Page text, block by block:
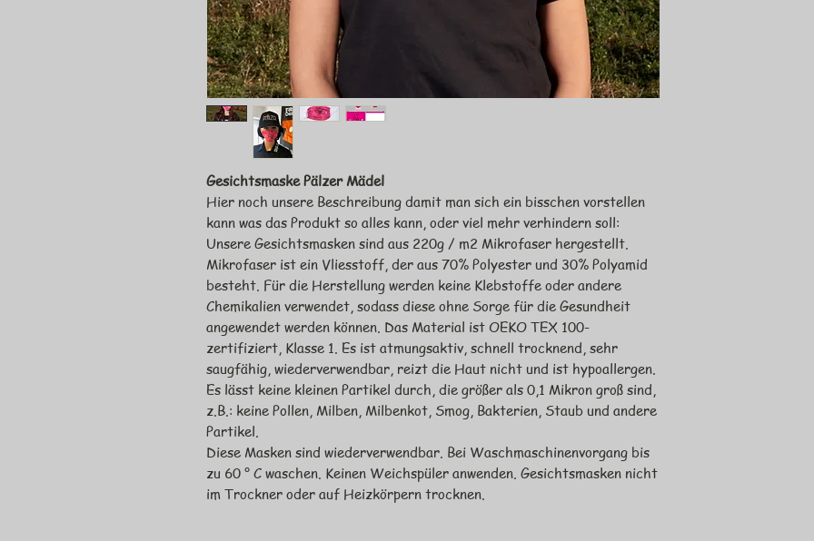
Gesichtsmaske Pälzer Mädel
Hier noch unsere Beschreibung damit man sich ein bisschen vorstellen
kann was das Produkt so alles kann, oder viel mehr verhindern soll:
Unsere Gesichtsmasken sind aus 220g / m2 Mikrofaser hergestellt.
Mikrofaser ist ein Vliesstoff, der aus 70% Polyester und 30% Polyamid
besteht. Für die Herstellung werden keine Klebstoffe oder andere
Chemikalien verwendet, sodass diese ohne Sorge für die Gesundheit
angewendet werden können. Das Material ist OEKO TEX 100-
zertifiziert, Klasse 1. Es ist atmungsaktiv, schnell trocknend, sehr
saugfähig, wiederverwendbar, reizt die Haut nicht und ist hypoallergen.
Es lässt keine kleinen Partikel durch, die größer als 0,1 Mikron groß sind,
z.B.: keine Pollen, Milben, Milbenkot, Smog, Bakterien, Staub und andere
Partikel.
Diese Masken sind wiederverwendbar. Bei Waschmaschinenvorgang bis
zu 60 ° C waschen. Keinen Weichspüler anwenden. Gesichtsmasken nicht
im Trockner oder auf Heizkörpern trocknen.